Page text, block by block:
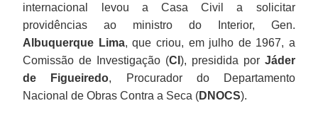
internacional levou a Casa Civil a solicitar
providências ao ministro do Interior, Gen.
Albuquerque Lima, que criou, em julho de 1967, a
Comissão de Investigação (CI ), presidida por Jáder
de Figueiredo, Procurador do Departamento
Nacional de Obras Contra a Seca (DNOCS).